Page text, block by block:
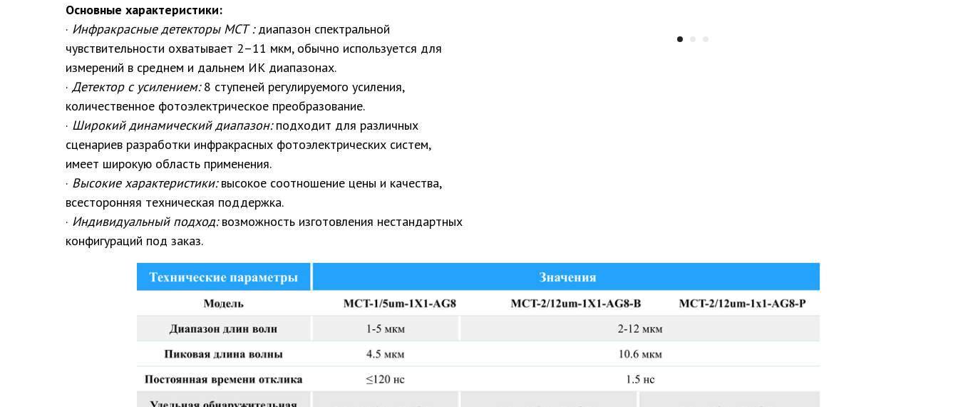
Основные характеристики:
· Инфракрасные детекторы МСТ :диапазон спектральной
чувствительности охватывает 2–11 мкм, обычно используется для
измерений в среднем и дальнем ИК диапазонах.
· Детектор с усилением:8 ступеней регулируемого усиления,
количественное фотоэлектрическое преобразование.
· Широкий динамический диапазон:подходит для различных
сценариев разработки инфракрасных фотоэлектрических систем,
имеет широкую область применения.
· Высокие характеристики:высокое соотношение цены и качества,
всесторонняя техническая поддержка.
· Индивидуальный подход:возможность изготовления нестандартных
конфигураций под заказ.